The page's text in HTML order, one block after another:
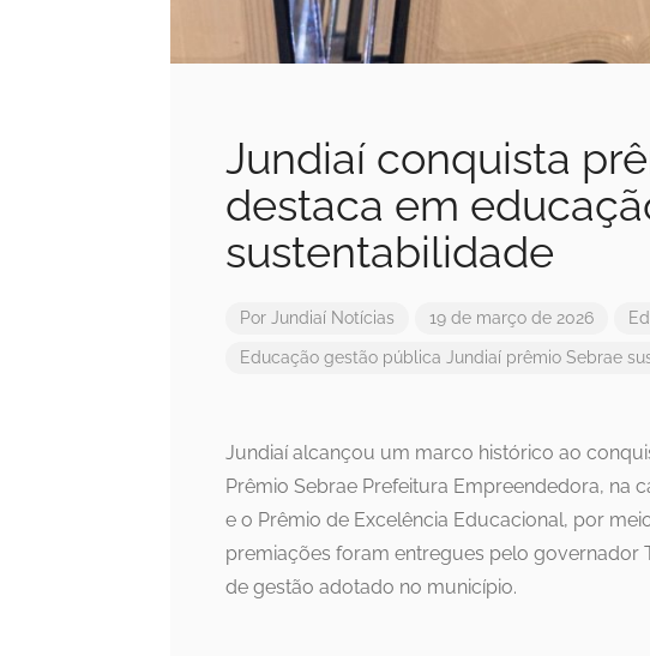
Jundiaí conquista
destaca em
sustentabilidade
Por Jundiaí Notícias 19 de março de 2026
Educação gestão pública Jundiaí prêmio Sebrae
Jundiaí alcançou um marco histórico ao
Prêmio Sebrae Prefeitura Empreendedora, na
e o Prêmio de Excelência Educacional, por
premiações foram entregues pelo governador
de gestão adotado no município.